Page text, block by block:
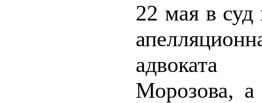
22 мая в суд
Морозова,